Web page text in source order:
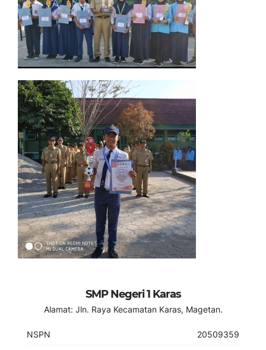
SMP Negeri 1 Karas
Alamat: Jln. Raya Kecamatan Karas, Magetan.
NSPN 20509359